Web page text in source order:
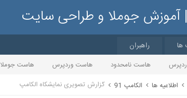
آموزش جوملا و طراحی سایت
هاست نامحدود هاست وردپرس هاست جوملا
ها راهبران
اطلاعیه ها الکامپ 91 گزارش تصویری نمایشکاه الکامپ